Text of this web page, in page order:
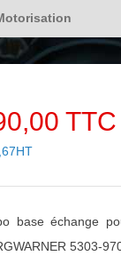
TTC
base échange
5303-